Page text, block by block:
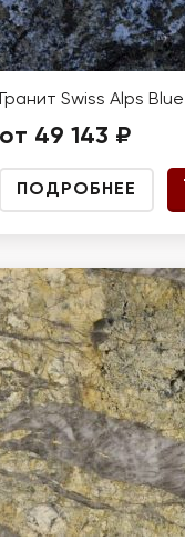
Гранит Swiss Alps Blue
от 49 143 ₽
ПОДРОБНЕЕ